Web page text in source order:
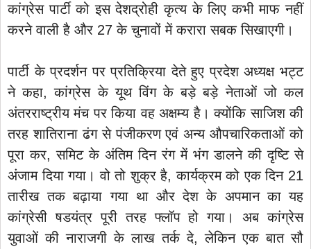
कांग्रेस पार्टी को इस देशद्रोही कृत्य के लिए कभी माफ नहीं
करने वाली है और 27 के चुनावों में करारा सबक सिखाएगी।
पार्टी के प्रदर्शन पर प्रतिक्रिया देते हुए प्रदेश अध्यक्ष भट्ट
ने कहा, कांग्रेस के यूथ विंग के बड़े बड़े नेताओं जो कल
अंतरराष्ट्रीय मंच पर किया वह अक्षम्य है। क्योंकि साजिश की
तरह शातिराना ढंग से पंजीकरण एवं अन्य औपचारिकताओं को
पूरा कर, समिट के अंतिम दिन रंग में भंग डालने की दृष्टि से
अंजाम दिया गया। वो तो शुक्र है, कार्यक्रम को एक दिन 21
तारीख तक बढ़ाया गया था और देश के अपमान का यह
कांग्रेसी षडयंत्र पूरी तरह फ्लॉप हो गया। अब कांग्रेस
युवाओं की नाराजगी के लाख तर्क दे, लेकिन एक बात सौ